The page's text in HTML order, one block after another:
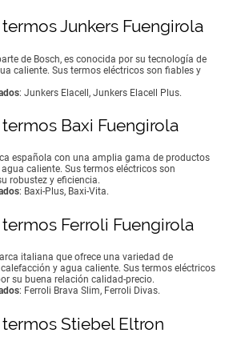
Junkers Fuengirola
de Bosch, es conocida por su tecnología de
caliente. Sus termos eléctricos son fiables y
: Junkers Elacell, Junkers Elacell Plus.
Baxi Fuengirola
española con una amplia gama de productos
caliente. Sus termos eléctricos son
robustez y eficiencia.
: Baxi-Plus, Baxi-Vita.
Ferroli Fuengirola
italiana que ofrece una variedad de
y agua caliente. Sus termos eléctricos
su buena relación calidad-precio.
: Ferroli Brava Slim, Ferroli Divas.
Stiebel Eltron